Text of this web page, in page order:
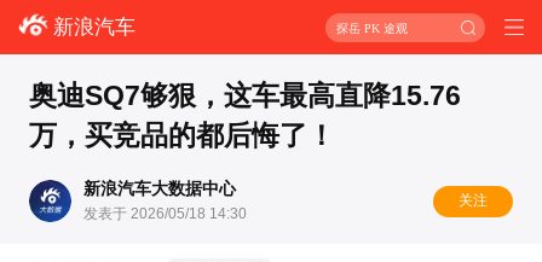
新浪汽车 探岳 PK 途观
奥迪SQ7够狠，这车最高直降15.76
万，买竞品的都后悔了！
新浪汽车大数据中心
发表于 2026/05/18 14:30
关注